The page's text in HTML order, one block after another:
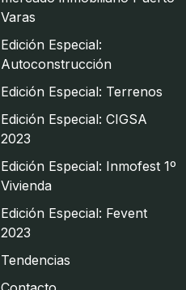
Varas
Edición Especial:
Autoconstrucción
Edición Especial: Terrenos
Edición Especial: CIGSA
2023
Edición Especial: Inmofest 1º
Vivienda
Edición Especial: Fevent
2023
Tendencias